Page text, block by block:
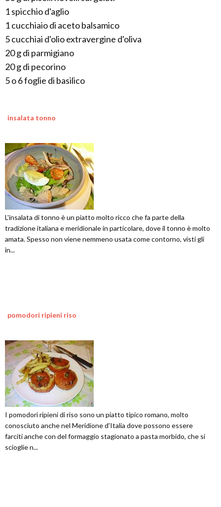
1 spicchio d'aglio
1 cucchiaio di aceto balsamico
5 cucchiai d'olio extravergine d'oliva
20 g di parmigiano
20 g di pecorino
5 o 6 foglie di basilico
insalata tonno
L'insalata di tonno è un piatto molto ricco che fa parte della
tradizione italiana e meridionale in particolare, dove il tonno è molto
amata. Spesso non viene nemmeno usata come contorno, visti gli
in...
pomodori ripieni riso
I pomodori ripieni di riso sono un piatto tipico romano, molto
conosciuto anche nel Meridione d'Italia dove possono essere
farciti anche con del formaggio stagionato a pasta morbido, che si
scioglie n...